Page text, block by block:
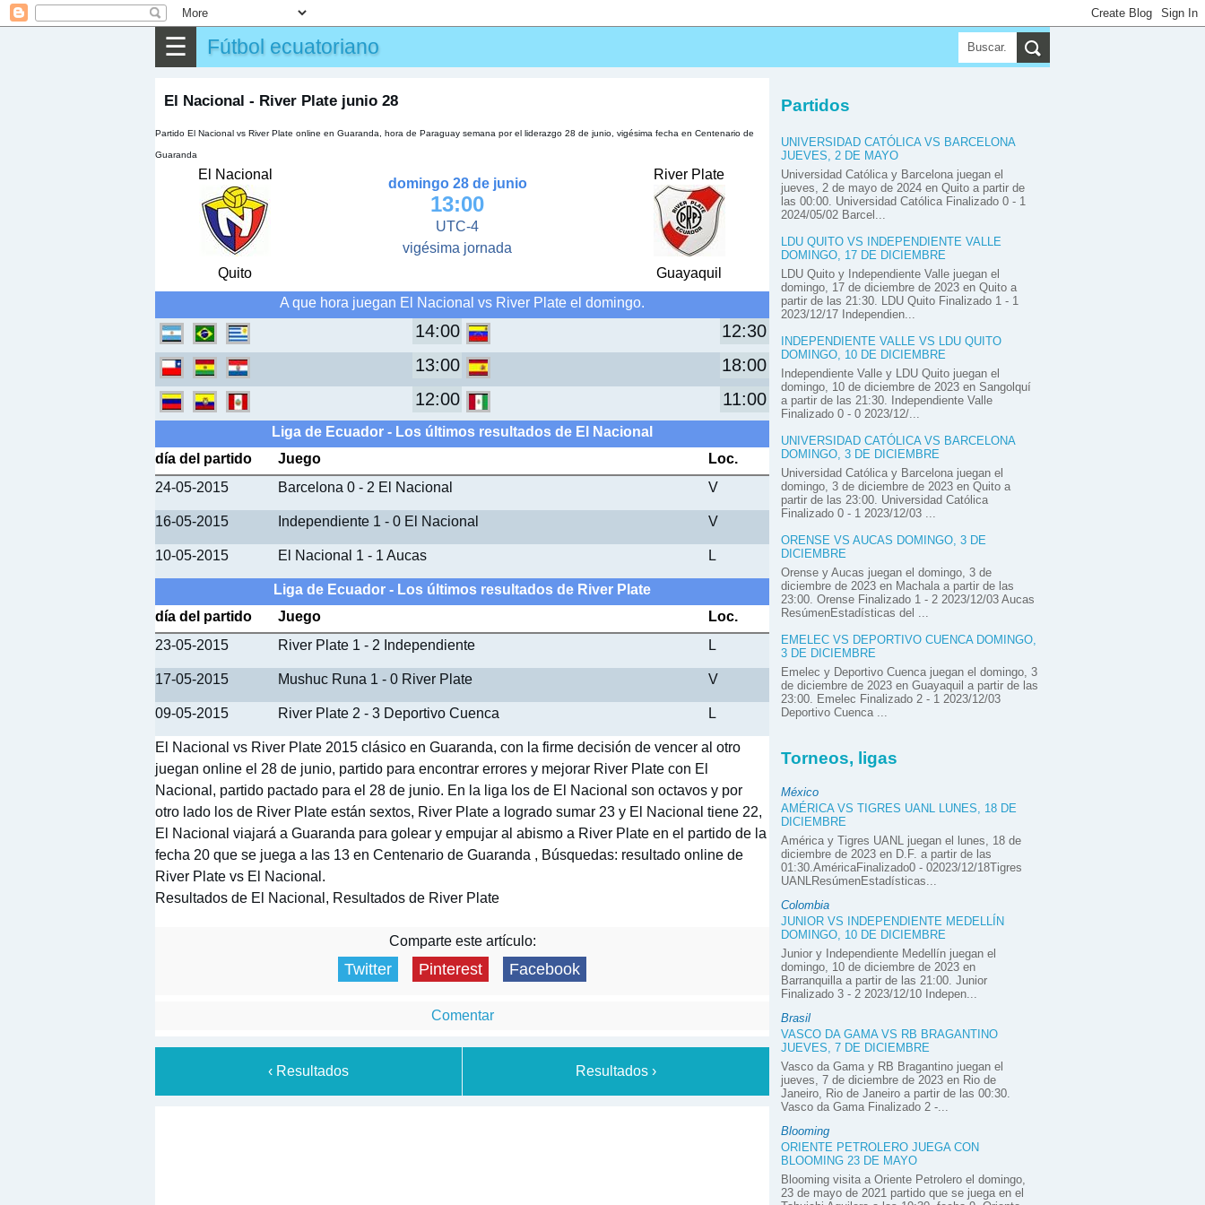
☰ Fútbol ecuatoriano
El Nacional - River Plate junio 28
Partido El Nacional vs River Plate online en Guaranda, hora de Paraguay semana por el liderazgo 28 de junio, vigésima fecha en Centenario de
Guaranda
El Nacional
Quito
domingo 28 de junio
13:00
UTC-4
vigésima jornada
River Plate
Guayaquil
A que hora juegan El Nacional vs River Plate el domingo.
14:00
12:30
13:00
18:00
12:00
11:00
Liga de Ecuador - Los últimos resultados de El Nacional
día del partido
Juego
Loc.
24-05-2015
Barcelona 0 - 2 El Nacional V
16-05-2015 Independiente 1 - 0 El Nacional V
10-05-2015 El Nacional 1 - 1 Aucas L
Liga de Ecuador - Los últimos resultados de River Plate
día del partido
Juego
Loc.
23-05-2015
River Plate 1 - 2 Independiente L
17-05-2015 Mushuc Runa 1 - 0 River Plate V
09-05-2015 River Plate 2 - 3 Deportivo Cuenca L
El Nacional vs River Plate 2015 clásico en Guaranda, con la firme decisión de vencer al otro
juegan online el 28 de junio, partido para encontrar errores y mejorar River Plate con El
Nacional, partido pactado para el 28 de junio. En la liga los de El Nacional son octavos y por
otro lado los de River Plate están sextos, River Plate a logrado sumar 23 y El Nacional tiene 22,
El Nacional viajará a Guaranda para golear y empujar al abismo a River Plate en el partido de la
fecha 20 que se juega a las 13 en Centenario de Guaranda , Búsquedas: resultado online de
River Plate vs El Nacional.
Resultados de El Nacional, Resultados de River Plate
Comparte este artículo:
Twitter Pinterest Facebook
Comentar
‹ Resultados Resultados ›
Partidos
UNIVERSIDAD CATÓLICA VS BARCELONA
JUEVES, 2 DE MAYO
Universidad Católica y Barcelona juegan el
jueves, 2 de mayo de 2024 en Quito a partir de
las 00:00. Universidad Católica Finalizado 0 - 1
2024/05/02 Barcel...
LDU QUITO VS INDEPENDIENTE VALLE
DOMINGO, 17 DE DICIEMBRE
LDU Quito y Independiente Valle juegan el
domingo, 17 de diciembre de 2023 en Quito a
partir de las 21:30. LDU Quito Finalizado 1 - 1
2023/12/17 Independien...
INDEPENDIENTE VALLE VS LDU QUITO
DOMINGO, 10 DE DICIEMBRE
Independiente Valle y LDU Quito juegan el
domingo, 10 de diciembre de 2023 en Sangolquí
a partir de las 21:30. Independiente Valle
Finalizado 0 - 0 2023/12/...
UNIVERSIDAD CATÓLICA VS BARCELONA
DOMINGO, 3 DE DICIEMBRE
Universidad Católica y Barcelona juegan el
domingo, 3 de diciembre de 2023 en Quito a
partir de las 23:00. Universidad Católica
Finalizado 0 - 1 2023/12/03 ...
ORENSE VS AUCAS DOMINGO, 3 DE
DICIEMBRE
Orense y Aucas juegan el domingo, 3 de
diciembre de 2023 en Machala a partir de las
23:00. Orense Finalizado 1 - 2 2023/12/03 Aucas
ResúmenEstadísticas del ...
EMELEC VS DEPORTIVO CUENCA DOMINGO,
3 DE DICIEMBRE
Emelec y Deportivo Cuenca juegan el domingo, 3
de diciembre de 2023 en Guayaquil a partir de las
23:00. Emelec Finalizado 2 - 1 2023/12/03
Deportivo Cuenca ...
Torneos, ligas
México
AMÉRICA VS TIGRES UANL LUNES, 18 DE
DICIEMBRE
América y Tigres UANL juegan el lunes, 18 de
diciembre de 2023 en D.F. a partir de las
01:30.AméricaFinalizado0 - 02023/12/18Tigres
UANLResúmenEstadísticas...
Colombia
JUNIOR VS INDEPENDIENTE MEDELLÍN
DOMINGO, 10 DE DICIEMBRE
Junior y Independiente Medellín juegan el
domingo, 10 de diciembre de 2023 en
Barranquilla a partir de las 21:00. Junior
Finalizado 3 - 2 2023/12/10 Indepen...
Brasil
VASCO DA GAMA VS RB BRAGANTINO
JUEVES, 7 DE DICIEMBRE
Vasco da Gama y RB Bragantino juegan el
jueves, 7 de diciembre de 2023 en Rio de
Janeiro, Rio de Janeiro a partir de las 00:30.
Vasco da Gama Finalizado 2 -...
Blooming
ORIENTE PETROLERO JUEGA CON
BLOOMING 23 DE MAYO
Blooming visita a Oriente Petrolero el domingo,
23 de mayo de 2021 partido que se juega en el
▶ Partidos
✎ Otros